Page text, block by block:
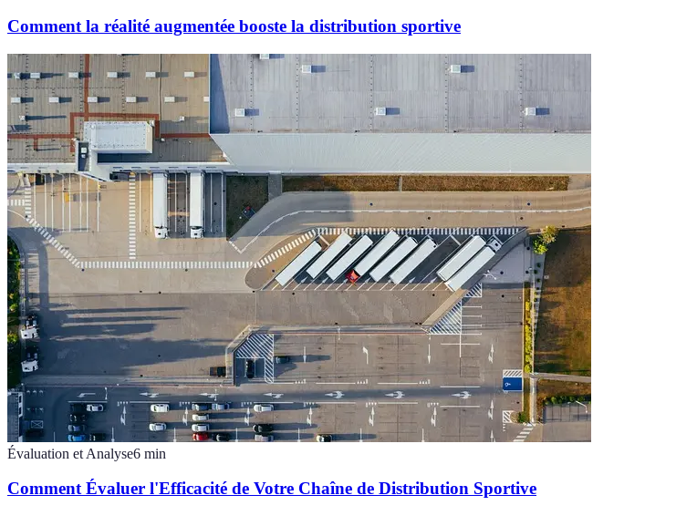
Comment la réalité augmentée booste la distribution sportive
Évaluation et Analyse6 min
Comment Évaluer l'Efficacité de Votre Chaîne de Distribution Sportive